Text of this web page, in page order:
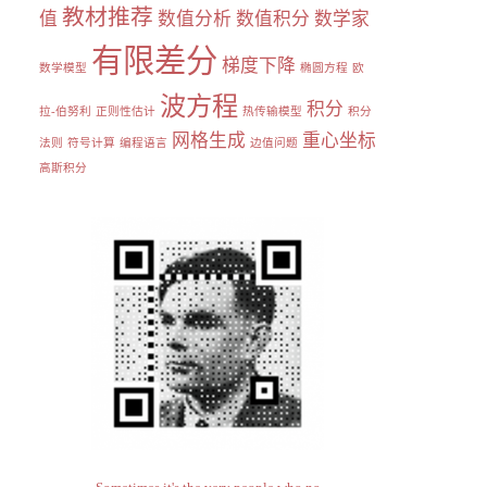
值 教材推荐 数值分析 数值积分 数学家
数学模型 有限差分 梯度下降 椭圆方程 欧
拉-伯努利 正则性估计 波方程 热传输模型 积分 积分
法则 符号计算 编程语言 网格生成 边值问题 重心坐标
高斯积分